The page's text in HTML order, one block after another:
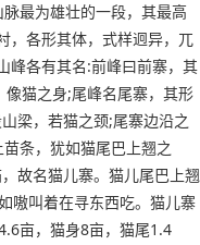
最为雄壮的一段，其最高
，各形其体，式样迥异，兀
峰各有其名:前峰曰前寨，其
猫之身;尾峰名尾寨，其形
梁，若猫之颈;尾寨边沿之
条，犹如猫尾巴上翘之
故名猫儿寨。猫儿尾巴上翘
嗷叫着在寻东西吃。猫儿寨
亩，猫身8亩，猫尾1.4